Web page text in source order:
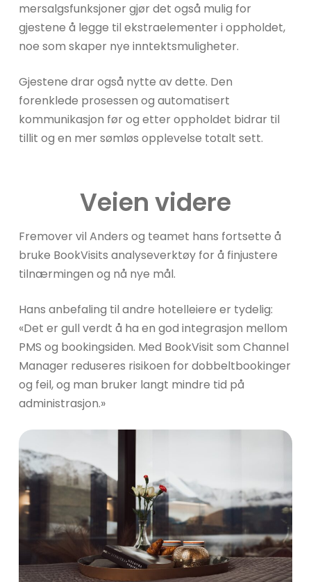
mersalgsfunksjoner gjør det også mulig for
gjestene å legge til ekstraelementer i oppholdet,
noe som skaper nye inntektsmuligheter.
Gjestene drar også nytte av dette. Den
forenklede prosessen og automatisert
kommunikasjon før og etter oppholdet bidrar til
tillit og en mer sømløs opplevelse totalt sett.
Veien videre
Fremover vil Anders og teamet hans fortsette å
bruke BookVisits analyseverktøy for å finjustere
tilnærmingen og nå nye mål.
Hans anbefaling til andre hotelleiere er tydelig:
«Det er gull verdt å ha en god integrasjon mellom
PMS og bookingsiden. Med BookVisit som Channel
Manager reduseres risikoen for dobbeltbookinger
og feil, og man bruker langt mindre tid på
administrasjon.»